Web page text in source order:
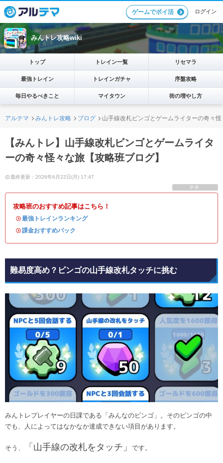
ゲームでポイ活 ログイン
みんトレ攻略wiki
トップ トレイン一覧 リセマラ
最強トレイン トレインガチャ 序盤攻略
毎日やるべきこと マイタウン 街の増やし方
アルテマ みんトレ攻略 ブログ 山手線改札ビンゴとゲームライターの奇々
【みんトレ】山手線改札ビンゴとゲームライタ
ーの奇々怪々な旅【攻略班ブログ】
最終更新：2026年6月22日(月) 17:47
PR
攻略班のおすすめ記事はこちら！
・最強トレインランキング
・課金おすすめパック
難易度高め？ビンゴの山手線改札タッチに挑む
みんトレプレイヤーの日課である「みんなのビンゴ」。そのビンゴの中
でも、人によってはなかなか達成できない項目があります。
そう、 「山手線の改札をタッチ」 です。